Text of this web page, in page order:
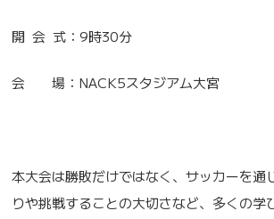
開 会 式：9時30分
会 場：NACK5スタジアム大宮
本大会は勝敗だけではなく、サッカーを通
りや挑戦することの大切さなど、多くの学